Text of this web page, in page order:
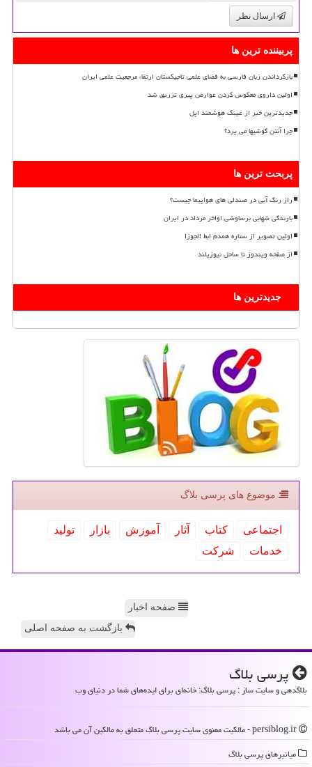
ارسال نظر
پربیننده ترین ها
بازگرداندن زبان فارسی به فضای علمی تاجیکستان ارتقاء مرجعیت علمی ایران
اولین داروی معکوس کردن عوارض پیری تزریق شد
جدیدترین خبر از عینک هوشمند اپل
چرا آنتن گوشیها می پرد؟
پربحث ترین ها
راز رنگ آبی در صندلی های هواپیما چیست؟
بارندگی شهابی برساوشی اواخر مرداد در ایران
اولین تصویر از ستاره همدم ابط الجوزا
از صفحه ویندوز تا ساحل نیوزیلند
جدیدترین ها
موضوع های پرسی بلاگ
اجتماعی كتاب آثار آموزش بازار
تولید
خدمات
شركت
صفحه اخبار
بازگشت به صفحه اصلی
پرسی بلاگ
بلاگدهی و سایت ساز : پرسی بلاگ: خانه‌ای برای ایده‌های شما در دنیای وب
میانبرهای پرسی بلاگ